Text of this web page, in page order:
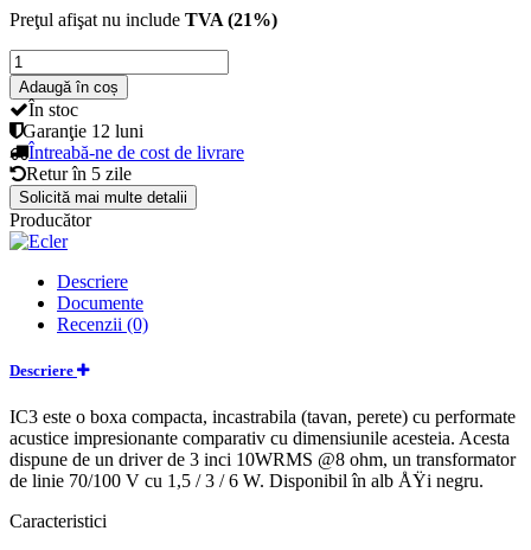
Preţul afişat nu include TVA (21%)
Adaugă în coș
În stoc
Garanţie 12 luni
Întreabă-ne de cost de livrare
Retur în 5 zile
Solicită mai multe detalii
Producător
Descriere
Documente
Recenzii (0)
Descriere
IC3 este o boxa compacta, incastrabila (tavan, perete) cu performate
acustice impresionante comparativ cu dimensiunile acesteia. Acesta
dispune de un driver de 3 inci 10WRMS @8 ohm, un transformator
de linie 70/100 V cu 1,5 / 3 / 6 W. Disponibil în alb ÅŸi negru.
Caracteristici